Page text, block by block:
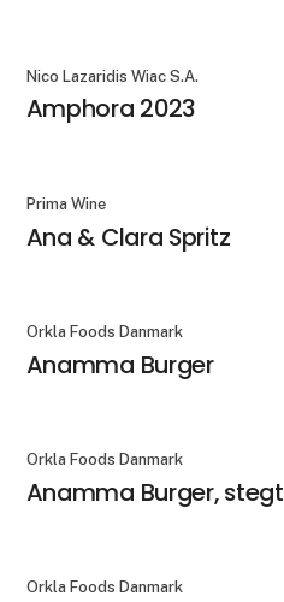
Nico Lazaridis Wiac S.A.
Amphora 2023
Prima Wine
Ana & Clara Spritz
Orkla Foods Danmark
Anamma Burger
Orkla Foods Danmark
Anamma Burger, stegt
Orkla Foods Danmark